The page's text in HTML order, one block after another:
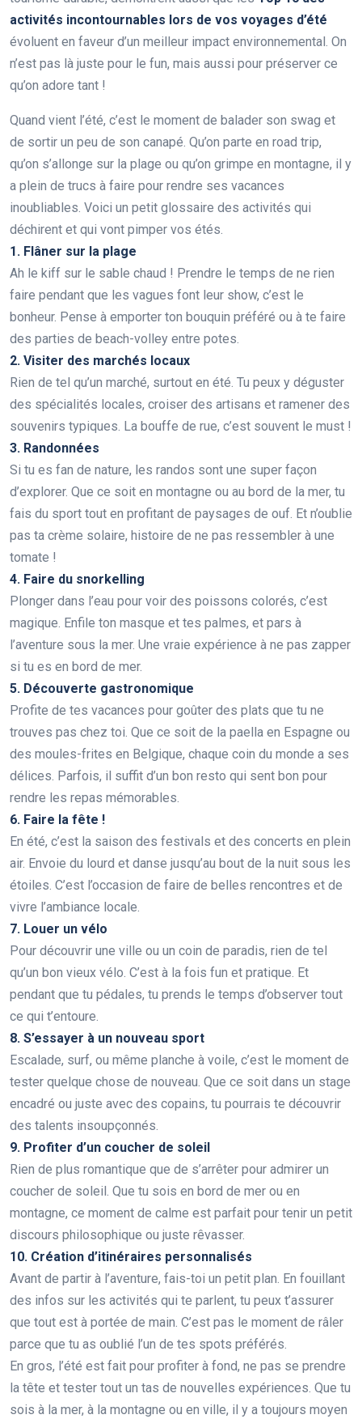
activités incontournables lors de vos voyages d’été
évoluent en faveur d’un meilleur impact environnemental. On
n’est pas là juste pour le fun, mais aussi pour préserver ce
qu’on adore tant !
Quand vient l’été, c’est le moment de balader son swag et
de sortir un peu de son canapé. Qu’on parte en road trip,
qu’on s’allonge sur la plage ou qu’on grimpe en montagne, il y
a plein de trucs à faire pour rendre ses vacances
inoubliables. Voici un petit glossaire des activités qui
déchirent et qui vont pimper vos étés.
1. Flâner sur la plage
Ah le kiff sur le sable chaud ! Prendre le temps de ne rien
faire pendant que les vagues font leur show, c’est le
bonheur. Pense à emporter ton bouquin préféré ou à te faire
des parties de beach-volley entre potes.
2. Visiter des marchés locaux
Rien de tel qu’un marché, surtout en été. Tu peux y déguster
des spécialités locales, croiser des artisans et ramener des
souvenirs typiques. La bouffe de rue, c’est souvent le must !
3. Randonnées
Si tu es fan de nature, les randos sont une super façon
d’explorer. Que ce soit en montagne ou au bord de la mer, tu
fais du sport tout en profitant de paysages de ouf. Et n’oublie
pas ta crème solaire, histoire de ne pas ressembler à une
tomate !
4. Faire du snorkelling
Plonger dans l’eau pour voir des poissons colorés, c’est
magique. Enfile ton masque et tes palmes, et pars à
l’aventure sous la mer. Une vraie expérience à ne pas zapper
si tu es en bord de mer.
5. Découverte gastronomique
Profite de tes vacances pour goûter des plats que tu ne
trouves pas chez toi. Que ce soit de la paella en Espagne ou
des moules-frites en Belgique, chaque coin du monde a ses
délices. Parfois, il suffit d’un bon resto qui sent bon pour
rendre les repas mémorables.
6. Faire la fête !
En été, c’est la saison des festivals et des concerts en plein
air. Envoie du lourd et danse jusqu’au bout de la nuit sous les
étoiles. C’est l’occasion de faire de belles rencontres et de
vivre l’ambiance locale.
7. Louer un vélo
Pour découvrir une ville ou un coin de paradis, rien de tel
qu’un bon vieux vélo. C’est à la fois fun et pratique. Et
pendant que tu pédales, tu prends le temps d’observer tout
ce qui t’entoure.
8. S’essayer à un nouveau sport
Escalade, surf, ou même planche à voile, c’est le moment de
tester quelque chose de nouveau. Que ce soit dans un stage
encadré ou juste avec des copains, tu pourrais te découvrir
des talents insoupçonnés.
9. Profiter d’un coucher de soleil
Rien de plus romantique que de s’arrêter pour admirer un
coucher de soleil. Que tu sois en bord de mer ou en
montagne, ce moment de calme est parfait pour tenir un petit
discours philosophique ou juste rêvasser.
10. Création d’itinéraires personnalisés
Avant de partir à l’aventure, fais-toi un petit plan. En fouillant
des infos sur les activités qui te parlent, tu peux t’assurer
que tout est à portée de main. C’est pas le moment de râler
parce que tu as oublié l’un de tes spots préférés.
En gros, l’été est fait pour profiter à fond, ne pas se prendre
la tête et tester tout un tas de nouvelles expériences. Que tu
sois à la mer, à la montagne ou en ville, il y a toujours moyen